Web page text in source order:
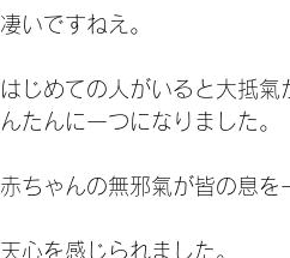
凄いですねえ。
はじめての人がいると大抵
んたんに一つになりました。
赤ちゃんの無邪氣が皆の息を
天心を感じられました。